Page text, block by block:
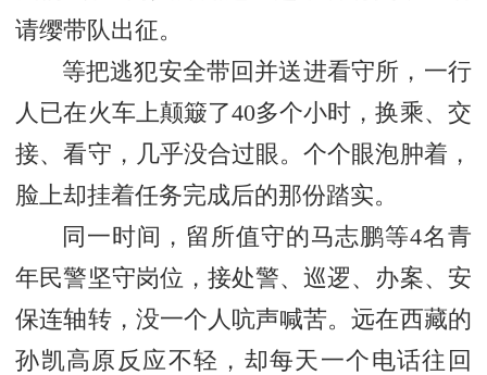
请缨带队出征。
等把逃犯安全带回并送进看守所，一行
人已在火车上颠簸了40多个小时，换乘、交
接、看守，几乎没合过眼。个个眼泡肿着，
脸上却挂着任务完成后的那份踏实。
同一时间，留所值守的马志鹏等4名青
年民警坚守岗位，接处警、巡逻、办案、安
保连轴转，没一个人吭声喊苦。远在西藏的
孙凯高原反应不轻，却每天一个电话往回